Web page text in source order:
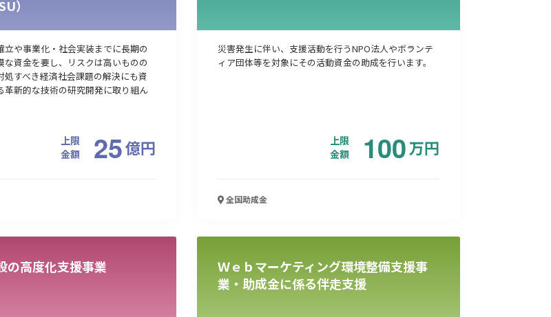
）
立や事業化・社会実装までに長期の
な資金を要し、リスクは高いものの
処すべき経済社会課題の解決にも資
革新的な技術の研究開発に取り組ん
上限
金額
25億円
災害発生に伴い、支援活動を行うNPO法人やボランテ
ィア団体等を対象にその活動資金の助成を行います。
上限
金額
100万円
全国助成金
の高度化支援事業
Ｗｅｂマーケティング環境整備支援事
業・助成金に係る伴走支援